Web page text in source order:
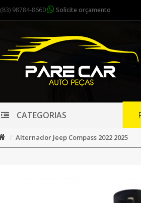
(83) 98784-8660 Solicite orçamento
CATEGORIAS
Alternador Jeep Compass 2022 2025